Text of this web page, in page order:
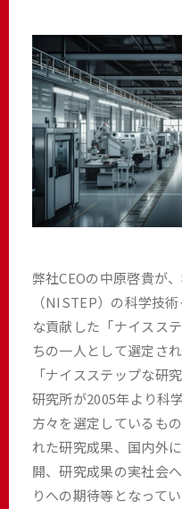
弊社CEOの中原啓貴が
（NISTEP）の科学技
な貢献した「ナイスス
ちの一人として選定され
「ナイスステップな研
研究所が2005年より科
方々を選定しているも
れた研究成果、国内外
開、研究成果の実社会
りへの期待等となって